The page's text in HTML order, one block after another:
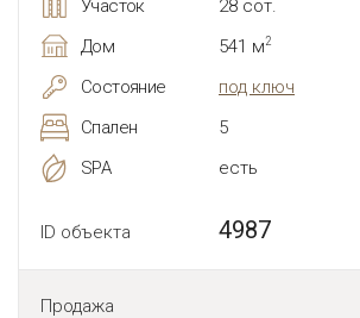
Участок
28 сот.
Дом
541 м2
Состояние
под ключ
Спален
5
SPA
есть
ID объекта 4987
Продажа